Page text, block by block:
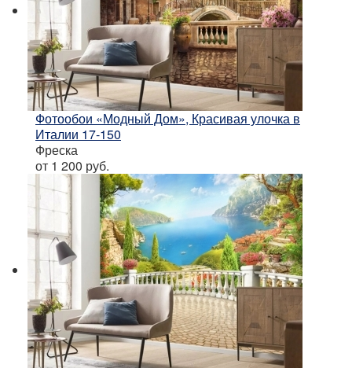
Фотообои «Модный Дом», Красивая улочка в
Италии 17-150
Фреска
от 1 200 руб.